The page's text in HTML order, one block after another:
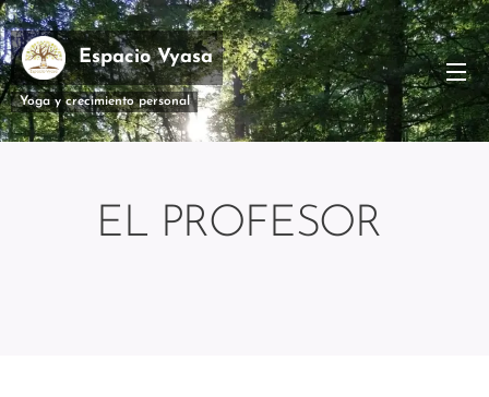
Espacio Vyasa
Yoga y crecimiento personal
EL PROFESOR